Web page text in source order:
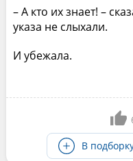
– А кто их знает! –
указа не слыхали.
И убежала.
В